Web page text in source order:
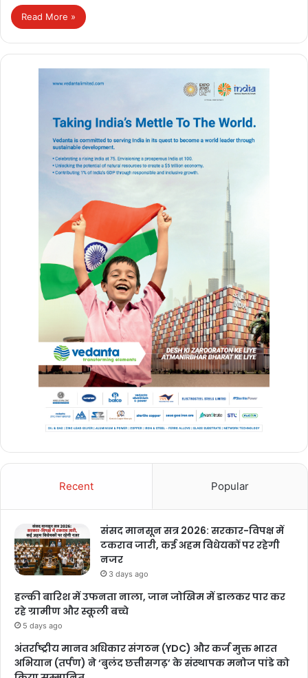
Read More »
Recent Popular
संसद मानसून सत्र 2026: सरकार-विपक्ष में
टकराव जारी, कई अहम विधेयकों पर रहेगी
नजर
3 days ago
हल्की बारिश में उफनता नाला, जान जोखिम में डालकर पार कर
रहे ग्रामीण और स्कूली बच्चे
5 days ago
अंतर्राष्ट्रीय मानव अधिकार संगठन (YDC) और कर्ज मुक्त भारत
अभियान (तर्पण) ने ‘बुलंद छत्तीसगढ़’ के संस्थापक मनोज पांडे को